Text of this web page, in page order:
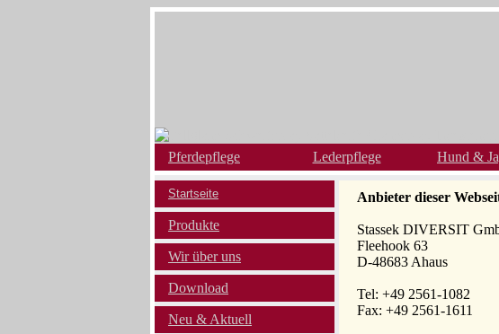
Pferdepflege Lederpflege Hund &
Startseite
Produkte
Wir über uns
Download
Neu & Aktuell
Anbieter dieser
Stassek DIVERSIT
Fleehook 63
D-48683 Ahaus
Tel: +49 2561-1082
Fax: +49 2561-1611